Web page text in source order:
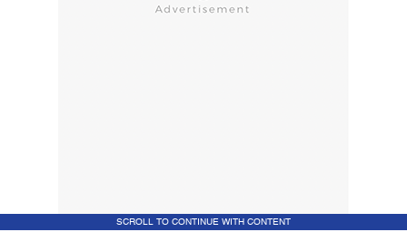
SCROLL TO CONTINUE WITH CONTENT